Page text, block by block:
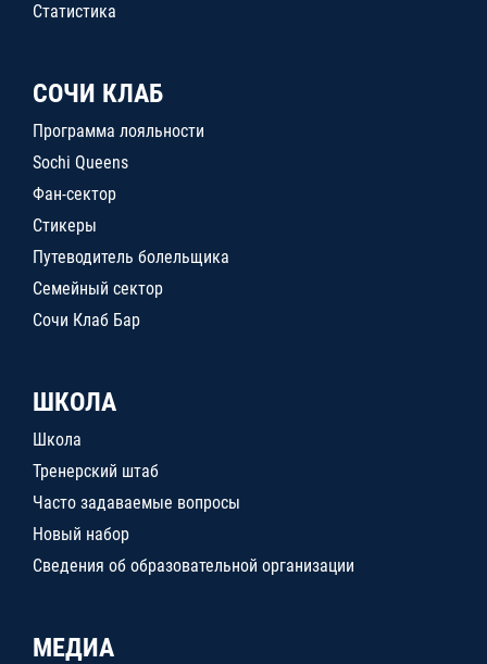
Статистика
СОЧИ КЛАБ
Программа лояльности
Sochi Queens
Фан-сектор
Стикеры
Путеводитель болельщика
Семейный сектор
Сочи Клаб Бар
ШКОЛА
Школа
Тренерский штаб
Часто задаваемые вопросы
Новый набор
Сведения об образовательной организации
МЕДИА